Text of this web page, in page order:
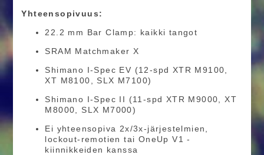
Yhteensopivuus:
22.2 mm Bar Clamp: kaikki tangot
SRAM Matchmaker X
Shimano I-Spec EV (12-spd XTR M9100,
XT M8100, SLX M7100)
Shimano I-Spec II (11-spd XTR M9000, XT
M8000, SLX M7000)
Ei yhteensopiva 2x/3x-järjestelmien,
lockout-remotien tai OneUp V1 -
kiinnikkeiden kanssa